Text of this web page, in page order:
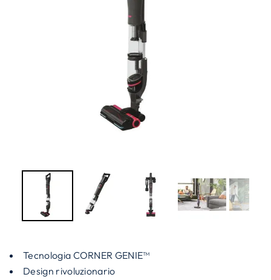
Tecnologia CORNER GENIE™
Design rivoluzionario